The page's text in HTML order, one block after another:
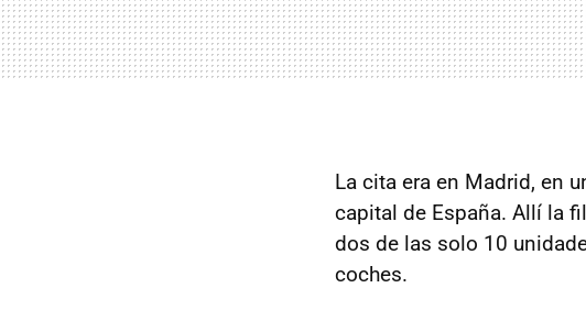
La cita era en Madrid, en
capital de España. Allí la
dos de las solo 10
coches.